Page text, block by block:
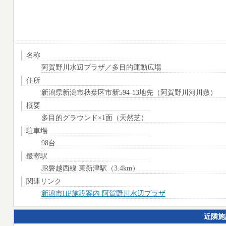
名称
阿賀野川水辺プラザ／多目的運動広場
住所
新潟県新潟市秋葉区市新594-13地先（阿賀野川河川敷）
概要
多目的グラウンド×1面（天然芝）
駐車場
98台
最寄駅
JR磐越西線 東新津駅（3.4km）
関連リンク
新潟市HP施設案内 阿賀野川水辺プラザ
近隣